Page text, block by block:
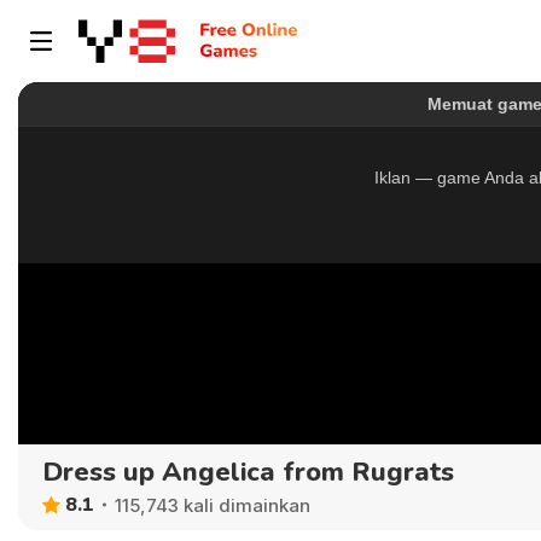
Dress up Angelica from Rugrats
8.1 115,743 kali dimainkan